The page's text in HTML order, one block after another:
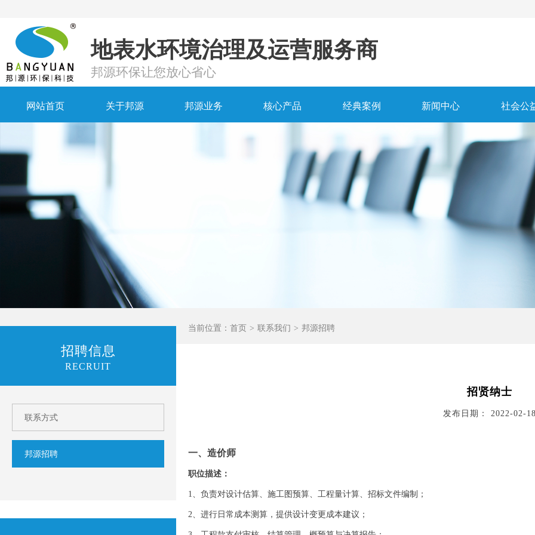
地表水环境治理及运营服务商
邦源环保让您放心省心
网站首页 关于邦源 邦源业务 核心产品 经典案例 新闻中心 社会公
当前位置： 首页 联系我们 邦源招聘
招聘信息
RECRUIT
联系方式
邦源招聘
招贤纳士
发布日期： 2022-02-
一、造价师
职位描述：
1、负责对设计估算、施工图预算、工程量计算、招标文件编制；
2、进行日常成本测算，提供设计变更成本建议；